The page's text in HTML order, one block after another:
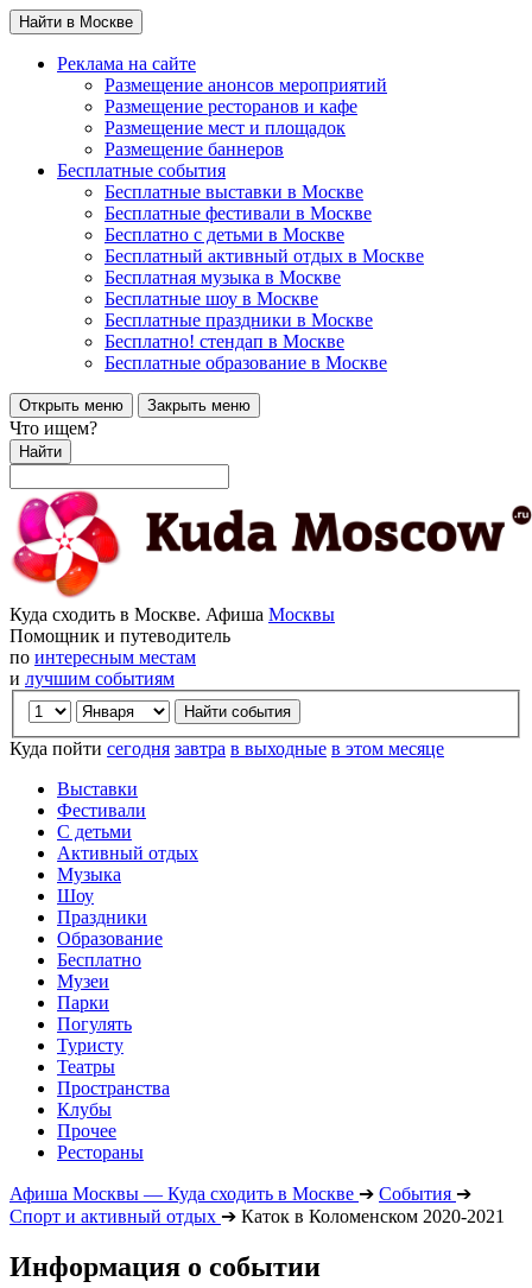
Найти в Москве
Реклама на сайте
Размещение анонсов мероприятий
Размещение ресторанов и кафе
Размещение мест и площадок
Размещение баннеров
Бесплатные события
Бесплатные выставки в Москве
Бесплатные фестивали в Москве
Бесплатно с детьми в Москве
Бесплатный активный отдых в Москве
Бесплатная музыка в Москве
Бесплатные шоу в Москве
Бесплатные праздники в Москве
Бесплатно! стендап в Москве
Бесплатные образование в Москве
Открыть меню Закрыть меню
Что ищем?
Найти
Куда сходить в Москве. Афиша Москвы
Помощник и путеводитель
по интересным местам
и лучшим событиям
Куда пойти сегодня завтра в выходные в этом месяце
Выставки
Фестивали
С детьми
Активный отдых
Музыка
Шоу
Праздники
Образование
Бесплатно
Музеи
Парки
Погулять
Туристу
Театры
Пространства
Клубы
Прочее
Рестораны
Афиша Москвы — Куда сходить в Москве ➔ События ➔
Спорт и активный отдых ➔ Каток в Коломенском 2020-2021
Информация о событии